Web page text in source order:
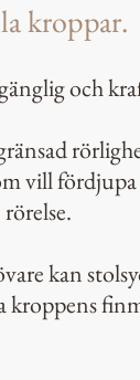
kroppar.
och
vill
kan
kroppens